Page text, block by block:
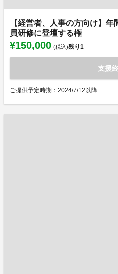
【経営者、人事の方向け】
員研修に登壇する権
¥150,000 (税込)残り1
支援
ご提供予定時期：2024/7/12以降